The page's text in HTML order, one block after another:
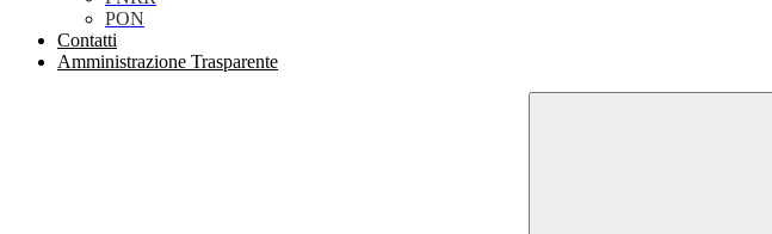
PON
Contatti
Amministrazione Trasparente